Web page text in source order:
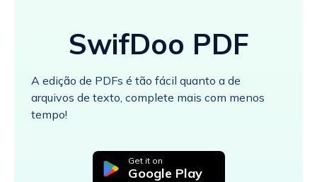
SwifDoo PDF
A edição de PDFs é tão fácil quanto a de
arquivos de texto, complete mais com menos
tempo!
Get it on
Google Play